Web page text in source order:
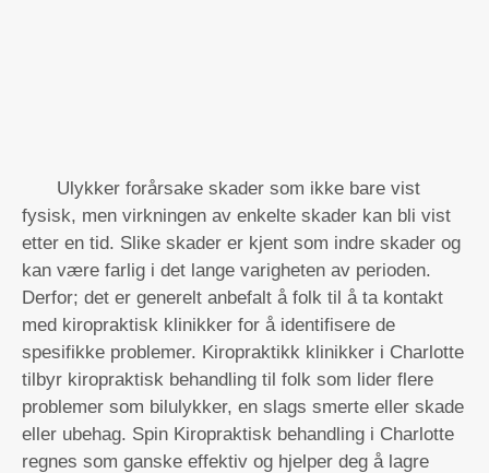
Ulykker forårsake skader som ikke bare vist
fysisk, men virkningen av enkelte skader kan bli vist
etter en tid. Slike skader er kjent som indre skader og
kan være farlig i det lange varigheten av perioden.
Derfor; det er generelt anbefalt å folk til å ta kontakt
med kiropraktisk klinikker for å identifisere de
spesifikke problemer. Kiropraktikk klinikker i Charlotte
tilbyr kiropraktisk behandling til folk som lider flere
problemer som bilulykker, en slags smerte eller skade
eller ubehag. Spin Kiropraktisk behandling i Charlotte
regnes som ganske effektiv og hjelper deg å lagre